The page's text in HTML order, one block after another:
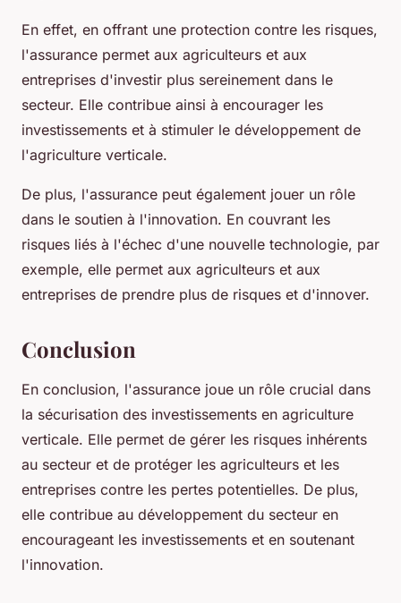
En effet, en offrant une protection contre les risques,
l'assurance permet aux agriculteurs et aux
entreprises d'investir plus sereinement dans le
secteur. Elle contribue ainsi à encourager les
investissements et à stimuler le développement de
l'agriculture verticale.
De plus, l'assurance peut également jouer un rôle
dans le soutien à l'innovation. En couvrant les
risques liés à l'échec d'une nouvelle technologie, par
exemple, elle permet aux agriculteurs et aux
entreprises de prendre plus de risques et d'innover.
Conclusion
En conclusion, l'assurance joue un rôle crucial dans
la sécurisation des investissements en agriculture
verticale. Elle permet de gérer les risques inhérents
au secteur et de protéger les agriculteurs et les
entreprises contre les pertes potentielles. De plus,
elle contribue au développement du secteur en
encourageant les investissements et en soutenant
l'innovation.